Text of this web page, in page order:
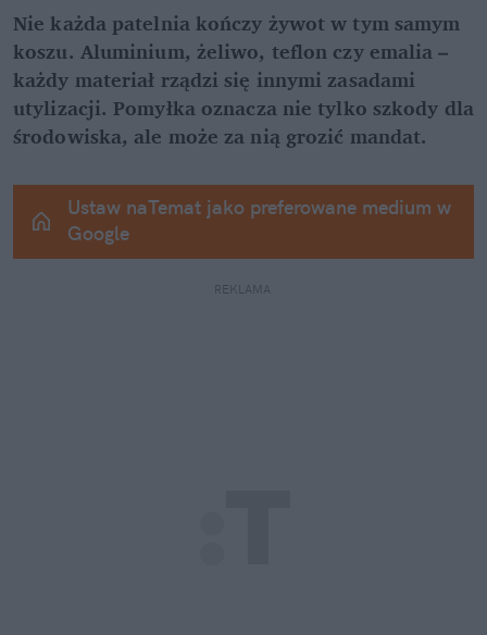
Nie każda patelnia kończy żywot w tym samym
koszu. Aluminium, żeliwo, teflon czy emalia –
każdy materiał rządzi się innymi zasadami
utylizacji. Pomyłka oznacza nie tylko szkody dla
środowiska, ale może za nią grozić mandat.
Ustaw naTemat jako preferowane medium w
Google
REKLAMA